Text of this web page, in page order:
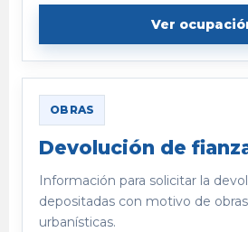
Ver
OBRAS
Devolución de
Información para solicitar la
depositadas con motivo de
urbanísticas.